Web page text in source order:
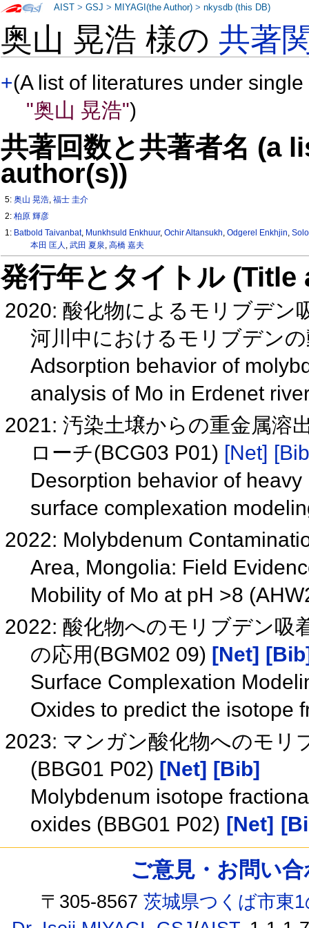
奥山 晃浩 様の共著
+(A list of literatures under
"奥山 晃浩")
共著回数と共著者名 (a
author(s))
5:奥山 晃浩,福士 圭介
2:柏原 輝彦
1: Batbold Taivanbat, Munkhsuld Enkhuur,Ochir Altansukh,Odgerel Enkhjin,
本田 匡人 , 武田 夏泉, 高橋 嘉夫
発行年とタイトル
2020: 酸化物によるモリブデン
河川中におけるモリブデン
Adsorption behavior of
analysis of Mo in Erdenet
2021: 汚染土壌からの重金属溶
ローチ(BCG03 P01) [Net]
Desorption behavior of
surface complexation
2022: Molybdenum
Area, Mongolia: Field
Mobility of Mo at pH >8
2022: 酸化物へのモリブデン吸
の応用(BGM02 09) [Net]
Surface Complexation
Oxides to predict the isotope
2023: マンガン酸化物へのモリ
(BBG01 P02) [Net] [Bib]
Molybdenum isotope
oxides (BBG01 P02) [Net]
AIST >GSJ > MIYAGI(the Author) >nkysdb (this DB)
ご意見・お問い
〒305-8567茨城県つくば市東